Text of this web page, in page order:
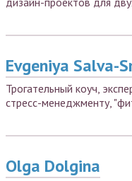
Evgeniya Salva-
Трогательный коуч,
стресс-менеджменту,
Olga Dolgina